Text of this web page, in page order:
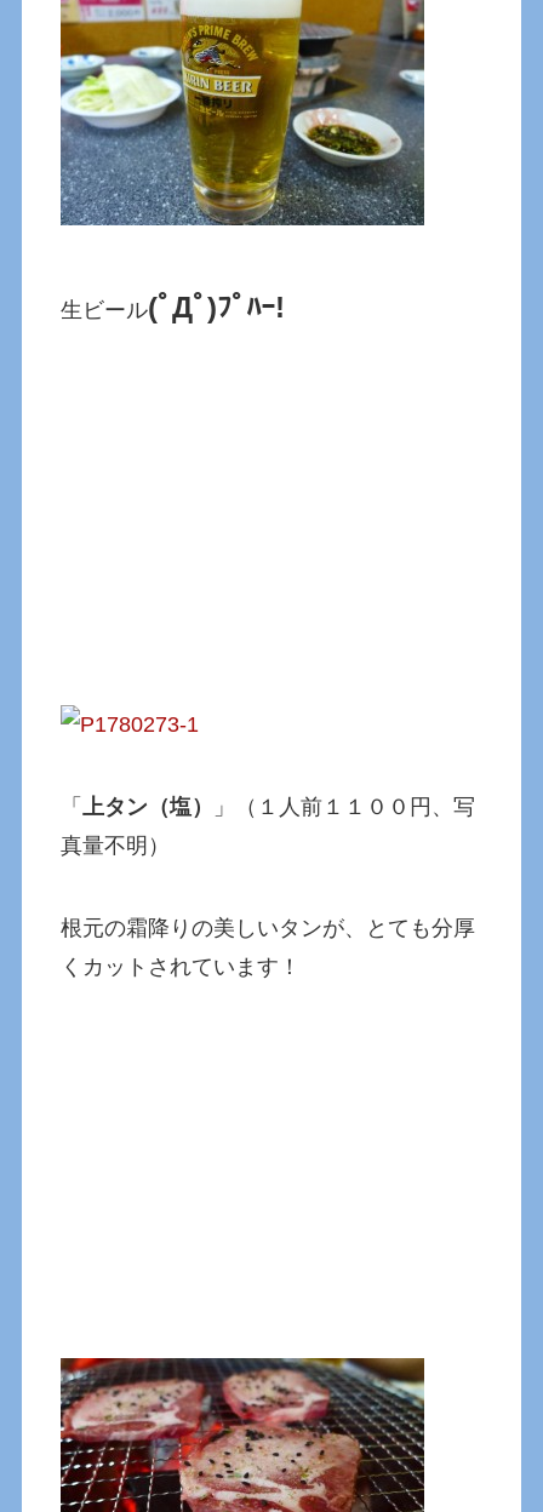
生ビール(ﾟДﾟ)ﾌﾟﾊｰ!
「上タン（塩）
」（１人前１１００円、写
真量不明）
根元の霜降りの美しいタンが、とても分厚
くカットされています！